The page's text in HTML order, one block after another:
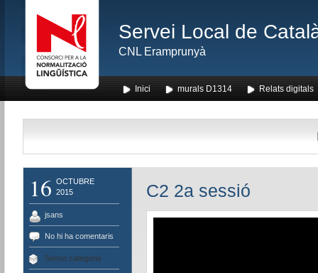
Servei Local de
CNL Eramprunyà
Inici murals D1314 Relats digitals
16 OCTUBRE
2015
jsans
No hi ha comentaris
Sense categoria
C2 2a sessió